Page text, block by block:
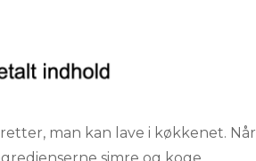
man kan lave i køkkenet. Når
simre og koge